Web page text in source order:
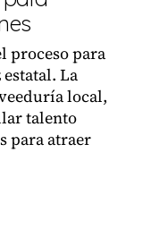
proceso para
La
local,
talento
para atraer